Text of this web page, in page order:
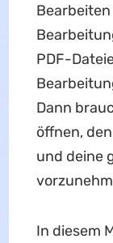
PDF-
Dann
öffnen,
und deine
In diesem